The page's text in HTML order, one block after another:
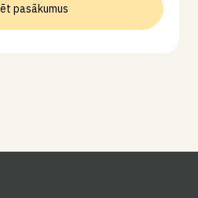
pasākumus